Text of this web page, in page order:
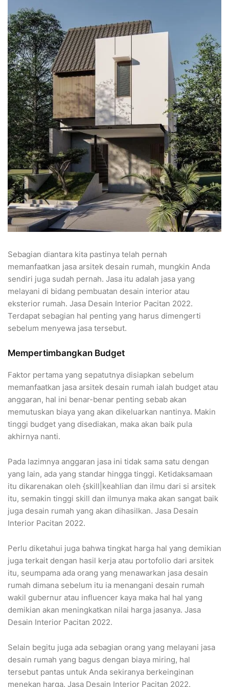
Sebagian diantara kita pastinya telah pernah
memanfaatkan jasa arsitek desain rumah, mungkin Anda
sendiri juga sudah pernah. Jasa itu adalah jasa yang
melayani di bidang pembuatan desain interior atau
eksterior rumah. Jasa Desain Interior Pacitan 2022.
Terdapat sebagian hal penting yang harus dimengerti
sebelum menyewa jasa tersebut.
Mempertimbangkan Budget
Faktor pertama yang sepatutnya disiapkan sebelum
memanfaatkan jasa arsitek desain rumah ialah budget atau
anggaran, hal ini benar-benar penting sebab akan
memutuskan biaya yang akan dikeluarkan nantinya. Makin
tinggi budget yang disediakan, maka akan baik pula
akhirnya nanti.
Pada lazimnya anggaran jasa ini tidak sama satu dengan
yang lain, ada yang standar hingga tinggi. Ketidaksamaan
itu dikarenakan oleh {skill|keahlian dan ilmu dari si arsitek
itu, semakin tinggi skill dan ilmunya maka akan sangat baik
juga desain rumah yang akan dihasilkan. Jasa Desain
Interior Pacitan 2022.
Perlu diketahui juga bahwa tingkat harga hal yang demikian
juga terkait dengan hasil kerja atau portofolio dari arsitek
itu, seumpama ada orang yang menawarkan jasa desain
rumah dimana sebelum itu ia menangani desain rumah
wakil gubernur atau influencer kaya maka hal hal yang
demikian akan meningkatkan nilai harga jasanya. Jasa
Desain Interior Pacitan 2022.
Selain begitu juga ada sebagian orang yang melayani jasa
desain rumah yang bagus dengan biaya miring, hal
tersebut pantas untuk Anda sekiranya berkeinginan
menekan harga. Jasa Desain Interior Pacitan 2022.